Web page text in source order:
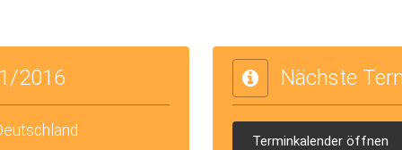
2016 Nächste
Terminkalender öffnen